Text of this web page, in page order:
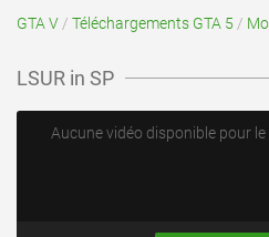
GTA V / Téléchargements GTA 5 /
LSUR in SP
Aucune vidéo disponible pour